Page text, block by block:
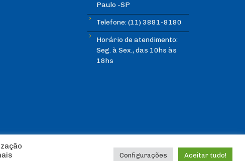
Paulo -SP
Telefone: (11) 3881-8180
Horário de atendimento:
Seg. à Sex., das 10hs às
18hs
Configurações Aceitar tudo!